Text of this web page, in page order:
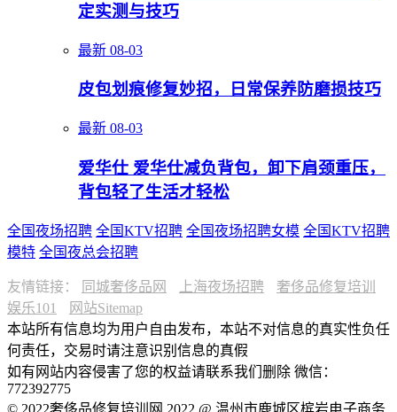
定实测与技巧
最新 08-03
皮包划痕修复妙招，日常保养防磨损技巧
最新 08-03
爱华仕 爱华仕减负背包，卸下肩颈重压，
背包轻了生活才轻松
全国夜场招聘 全国KTV招聘 全国夜场招聘女模 全国KTV招聘
模特 全国夜总会招聘
友情链接： 同城奢侈品网 上海夜场招聘
奢侈品修复培训
娱乐101
网站Sitemap
本站所有信息均为用户自由发布，本站不对信息的真实性负任
何责任，交易时请注意识别信息的真假
如有网站内容侵害了您的权益请联系我们删除 微信：
772392775
© 2022奢侈品修复培训网 2022 @ 温州市鹿城区槟岩电子商务